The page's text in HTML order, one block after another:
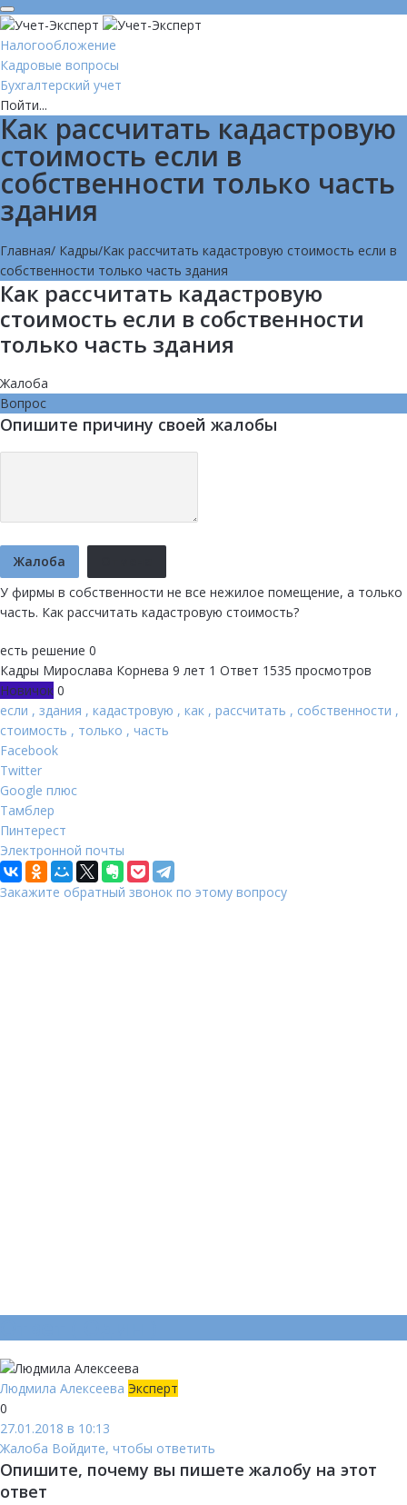
Налогообложение
Кадровые вопросы
Бухгалтерский учет
Пойти...
Как рассчитать кадастровую
стоимость если в
собственности только часть
здания
Главная/ Кадры/Как рассчитать кадастровую стоимость если в
собственности только часть здания
Как рассчитать кадастровую
стоимость если в собственности
только часть здания
Жалоба
Вопрос
Опишите причину своей жалобы
Жалоба
У фирмы в собственности не все нежилое помещение, а только
часть. Как рассчитать кадастровую стоимость?
есть решение 0
Кадры Мирослава Корнева 9 лет 1 Ответ 1535 просмотров
Новичок 0
если , здания , кадастровую , как , рассчитать , собственности ,
стоимость , только , часть
Facebook
Twitter
Google плюс
Тамблер
Пинтерест
Электронной почты
Закажите обратный звонок по этому вопросу
Людмила Алексеева Эксперт
0
27.01.2018 в 10:13
Жалоба Войдите, чтобы ответить
Опишите, почему вы пишете жалобу на этот
ответ